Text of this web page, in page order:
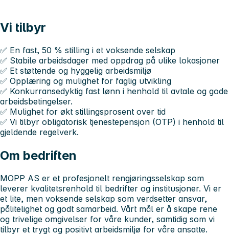
Vi tilbyr
✅ En fast, 50 % stilling i et voksende selskap
✅ Stabile arbeidsdager med oppdrag på ulike lokasjoner
✅ Et støttende og hyggelig arbeidsmiljø
✅ Opplæring og mulighet for faglig utvikling
✅ Konkurransedyktig fast lønn i henhold til avtale og gode
arbeidsbetingelser.
✅ Mulighet for økt stillingsprosent over tid
✅ Vi tilbyr obligatorisk tjenestepensjon (OTP) i henhold til
gjeldende regelverk.
Om bedriften
MOPP AS er et profesjonelt rengjøringsselskap som
leverer kvalitetsrenhold til bedrifter og institusjoner. Vi er
et lite, men voksende selskap som verdsetter ansvar,
pålitelighet og godt samarbeid. Vårt mål er å skape rene
og trivelige omgivelser for våre kunder, samtidig som vi
tilbyr et trygt og positivt arbeidsmiljø for våre ansatte.